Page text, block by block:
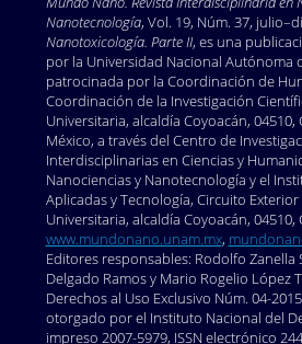
Nanotecnología, Vol. 19, Núm. 37,
Nanotoxicología. Parte II, es una
por la Universidad Nacional Autónoma
patrocinada por la Coordinación de
Coordinación de la Investigación
Universitaria, alcaldía Coyoacán, 04510,
México, a través del Centro de
Interdisciplinarias en Ciencias y
Nanociencias y Nanotecnología y el
Aplicadas y Tecnología, Circuito Exterior
Universitaria, alcaldía Coyoacán, 04510,
www.mundonano.unam.mx,
Editores responsables: Rodolfo Zanella
Delgado Ramos y Mario Rogelio López
Derechos al Uso Exclusivo Núm. 04-
otorgado por el Instituto Nacional del
impreso 2007-5979, ISSN electrónico